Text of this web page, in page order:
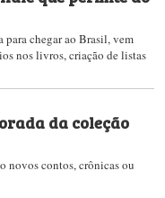
chegar ao Brasil, vem
nos livros, criação de listas
da coleção
novos contos, crônicas ou